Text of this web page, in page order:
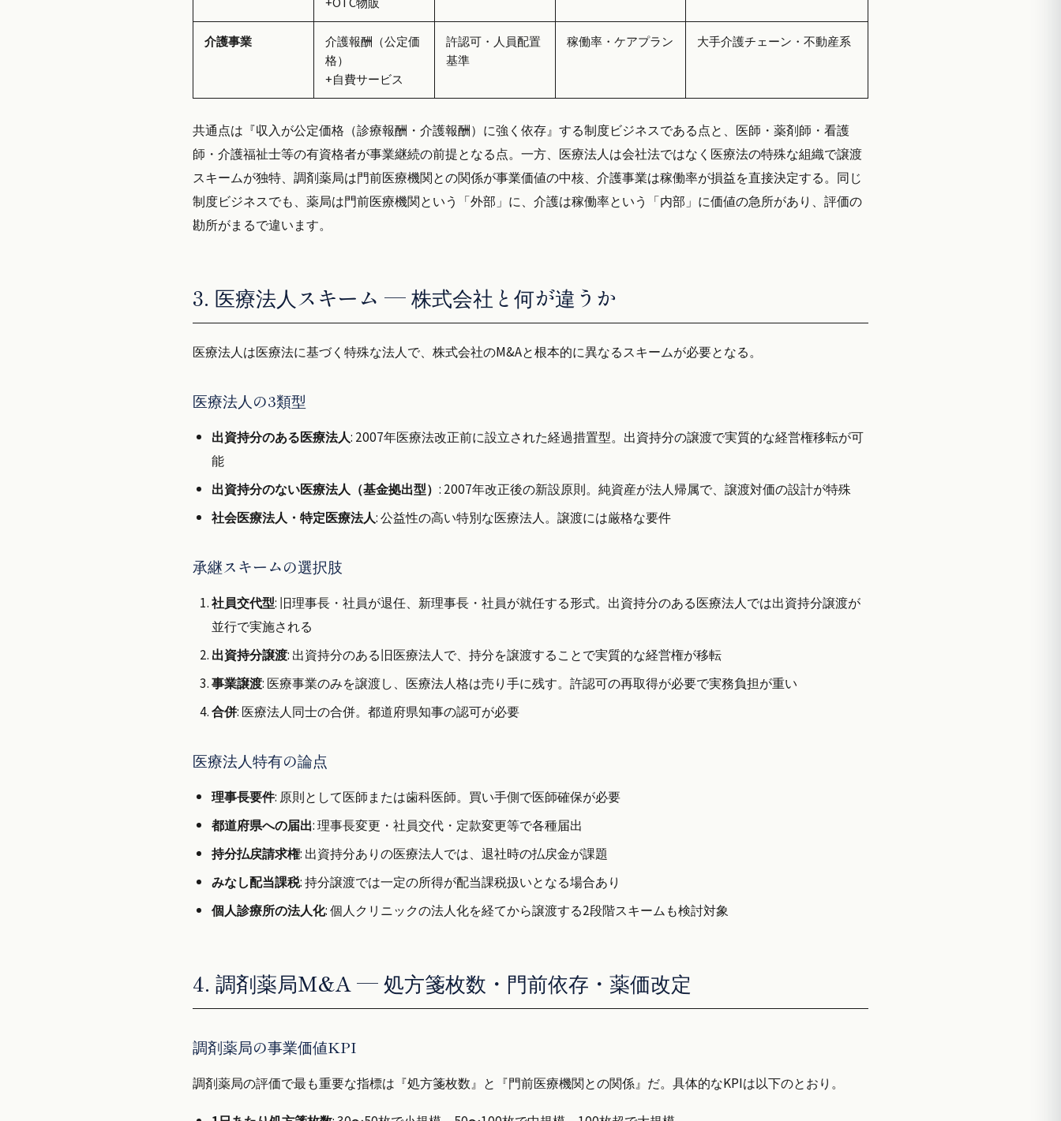
介護事業
介護報酬（公定価
格）
+自費サービス
許認可・人員配置
基準
稼働率・ケアプラン 大手介護チェーン・不動産系
共通点は『収入が公定価格（診療報酬・介護報酬）に強く依存』する制度ビジネスである点と、医師・薬剤師・看護
師・介護福祉士等の有資格者が事業継続の前提となる点。一方、医療法人は会社法ではなく医療法の特殊な組織で譲渡
スキームが独特、調剤薬局は門前医療機関との関係が事業価値の中核、介護事業は稼働率が損益を直接決定する。同じ
制度ビジネスでも、薬局は門前医療機関という「外部」に、介護は稼働率という「内部」に価値の急所があり、評価の
勘所がまるで違います。
3. 医療法人スキーム — 株式会社と何が違うか
医療法人は医療法に基づく特殊な法人で、株式会社のM&Aと根本的に異なるスキームが必要となる。
医療法人の3類型
出資持分のある医療法人: 2007年医療法改正前に設立された経過措置型。出資持分の譲渡で実質的な経営権移転が可
能
出資持分のない医療法人（基金拠出型） : 2007年改正後の新設原則。純資産が法人帰属で、譲渡対価の設計が特殊
社会医療法人・特定医療法人: 公益性の高い特別な医療法人。譲渡には厳格な要件
承継スキームの選択肢
社員交代型: 旧理事長・社員が退任、新理事長・社員が就任する形式。出資持分のある医療法人では出資持分譲渡が
並行で実施される
出資持分譲渡: 出資持分のある旧医療法人で、持分を譲渡することで実質的な経営権が移転
事業譲渡: 医療事業のみを譲渡し、医療法人格は売り手に残す。許認可の再取得が必要で実務負担が重い
合併: 医療法人同士の合併。都道府県知事の認可が必要
医療法人特有の論点
理事長要件: 原則として医師または歯科医師。買い手側で医師確保が必要
都道府県への届出: 理事長変更・社員交代・定款変更等で各種届出
持分払戻請求権: 出資持分ありの医療法人では、退社時の払戻金が課題
みなし配当課税: 持分譲渡では一定の所得が配当課税扱いとなる場合あり
個人診療所の法人化: 個人クリニックの法人化を経てから譲渡する2段階スキームも検討対象
4. 調剤薬局M&A — 処方箋枚数・門前依存・薬価改定
調剤薬局の事業価値KPI
調剤薬局の評価で最も重要な指標は『処方箋枚数』と『門前医療機関との関係』だ。具体的なKPIは以下のとおり。